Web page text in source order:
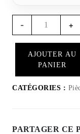
-
Complète
RB807
+
AJOUTER AU
PANIER
CATÉGORIES :
PARTAGER CE